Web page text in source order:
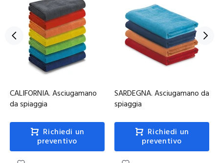
CALIFORNIA. Asciugamano
da spiaggia
Richiedi un
preventivo
SARDEGNA. Asciugamano da
spiaggia
Richiedi un
preventivo